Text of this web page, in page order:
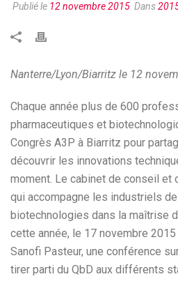
Publié le 12 novembre 2015 Dans
Nanterre/Lyon/Biarritz le 12
Chaque année plus de 600
pharmaceutiques et
Congrès A3P à Biarritz pour
découvrir les innovations
moment. Le cabinet de conseil et
qui accompagne les industriels
biotechnologies dans la maîtrise
cette année, le 17 novembre
Sanofi Pasteur, une conférence
tirer parti du QbD aux différents